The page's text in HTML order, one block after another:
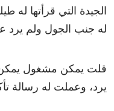
الجيدة التي قرأتها له
له جنب الجول ولم يرد
قلت يمكن مشغول يمكن
يرد، وعملت له رسالة